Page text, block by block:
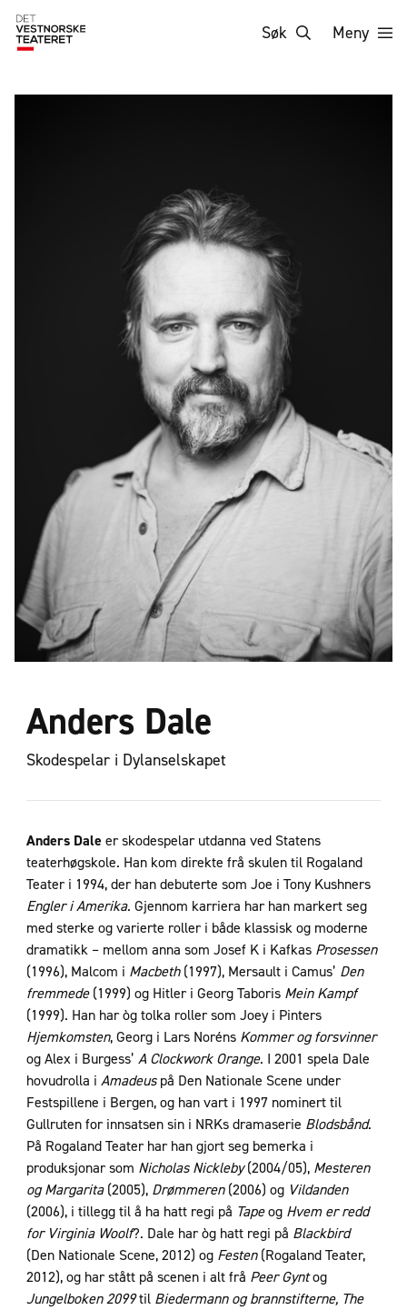
Søk Meny
Anders Dale
Skodespelar i Dylanselskapet
Anders Dale er skodespelar utdanna ved Statens
teaterhøgskole. Han kom direkte frå skulen til Rogaland
Teater i 1994, der han debuterte som Joe i Tony Kushners
Engler i Amerika. Gjennom karriera har han markert seg
med sterke og varierte roller i både klassisk og moderne
dramatikk – mellom anna som Josef K i Kafkas Prosessen
(1996), Malcom i Macbeth(1997), Mersault i Camus’ Den
fremmede(1999) og Hitler i Georg Taboris Mein Kampf
(1999). Han har òg tolka roller som Joey i Pinters
Hjemkomsten, Georg i Lars Noréns Kommer og forsvinner
og Alex i Burgess’ A Clockwork Orange. I 2001 spela Dale
hovudrolla i Amadeuspå Den Nationale Scene under
Festspillene i Bergen, og han vart i 1997 nominert til
Gullruten for innsatsen sin i NRKs dramaserie Blodsbånd.
På Rogaland Teater har han gjort seg bemerka i
produksjonar som Nicholas Nickleby(2004/05), Mesteren
og Margarita(2005), Drømmeren(2006) og Vildanden
(2006), i tillegg til å ha hatt regi på Tapeog Hvem er redd
for Virginia Woolf?. Dale har òg hatt regi på Blackbird
(Den Nationale Scene, 2012) og Festen(Rogaland Teater,
2012), og har stått på scenen i alt frå Peer Gyntog
Jungelboken 2099til Biedermann og brannstifterne, The